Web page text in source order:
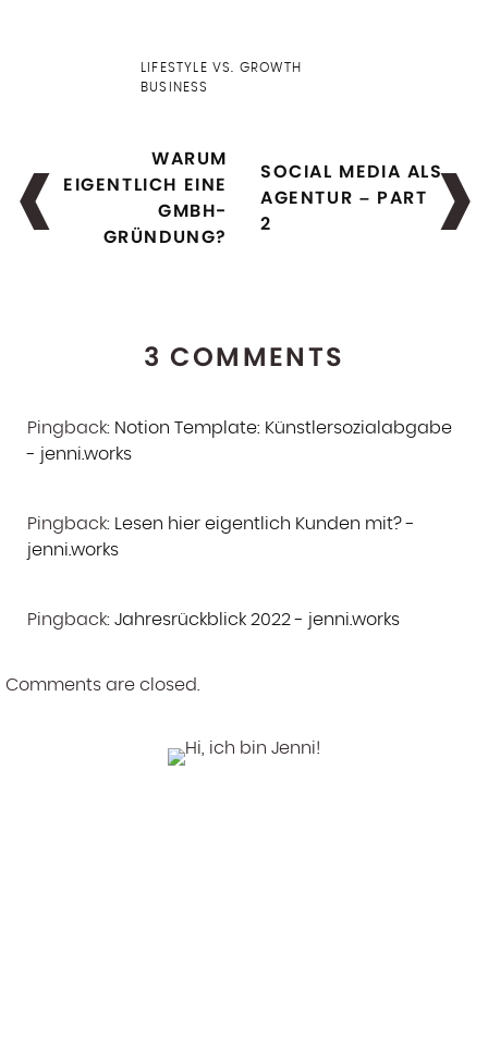
LIFESTYLE VS. GROWTH
BUSINESS
WARUM
EIGENTLICH EINE
GMBH-
GRÜNDUNG?
SOCIAL MEDIA ALS
AGENTUR – PART
2
3 COMMENTS
Pingback: Notion Template: Künstlersozialabgabe
- jenni.works
Pingback:
Lesen hier eigentlich Kunden mit? -
jenni.works
Pingback: Jahresrückblick 2022 - jenni.works
Comments are closed.